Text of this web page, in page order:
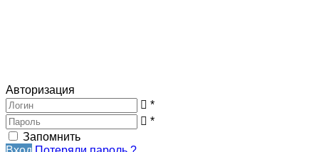
Авторизация
*
*
Запомнить